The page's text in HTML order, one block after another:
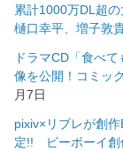
累計1000万DL超
樋口幸平、増子敦
ドラマCD「食べ
像を公開！コミッ
月7日
pixiv×リブレが創
定!! ビーボーイ創